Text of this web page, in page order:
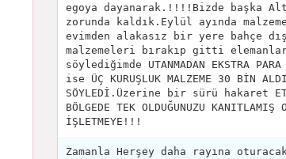
egoya dayanarak.!!!!Bizde başka
zorunda kaldık.Eylül ayında
evimden alakasız bir yere bahçe
malzemeleri bırakıp gitti
söylediğimde UTANMADAN EKSTRA
ise ÜÇ KURUŞLUK MALZEME 30 BİN
SÖYLEDİ.Üzerine bir sürü hakaret
BÖLGEDE TEK OLDUĞUNUZU
İŞLETMEYE!!!
Zamanla Herşey daha rayına